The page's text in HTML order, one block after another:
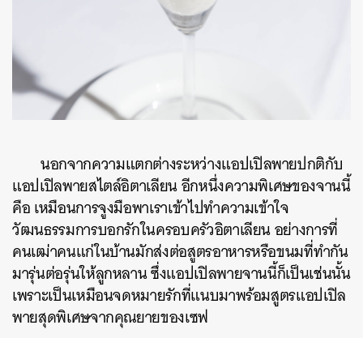
นอกจากความแตกต่างระหว่างแอปเปิลพายปกติกับ
แอปเปิลพายสไตล์อิตาเลียน อีกหนึ่งความพิเศษของจานนี้
คือ เหมือนการจูงมือพาเราเข้าไปทำความเข้าใจ
วัฒนธรรมการบอกรักในครอบครัวอิตาเลียน อย่างการที่
คนเฒ่าคนแก่ในบ้านมักส่งต่อสูตรอาหารหรือขนมที่ทำกัน
มารุ่นต่อรุ่นให้ลูกหลาน ซึ่งแอปเปิลพายจานนี้ก็เป็นเช่นนั้น
เพราะเป็นเหมือนจดหมายรักที่แนบมาพร้อมสูตรแอปเปิล
พายสุดพิเศษจากคุณยายของเซฟ